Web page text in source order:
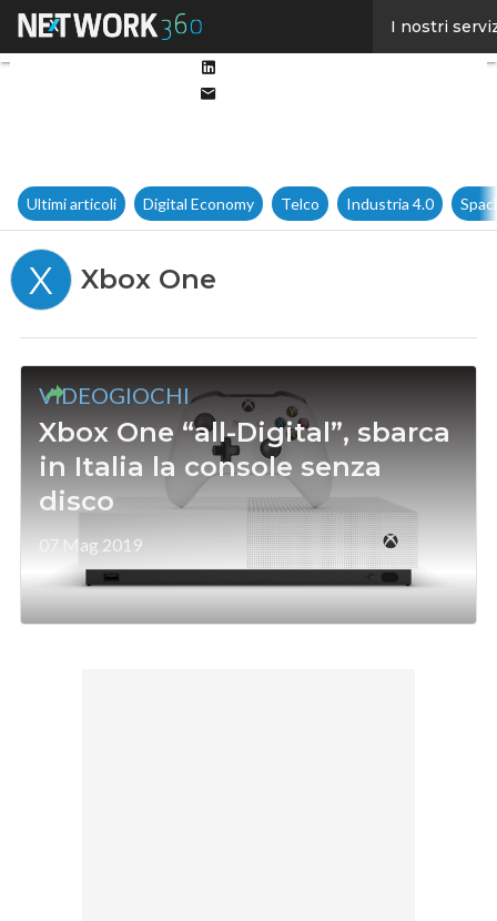
I nostri
Ultimi articoli Digital Economy Telco Industria 4.0
X Xbox One
VIDEOGIOCHI
Xbox One “all-Digital”, sbarca
in Italia la console senza
disco
07 Mag 2019